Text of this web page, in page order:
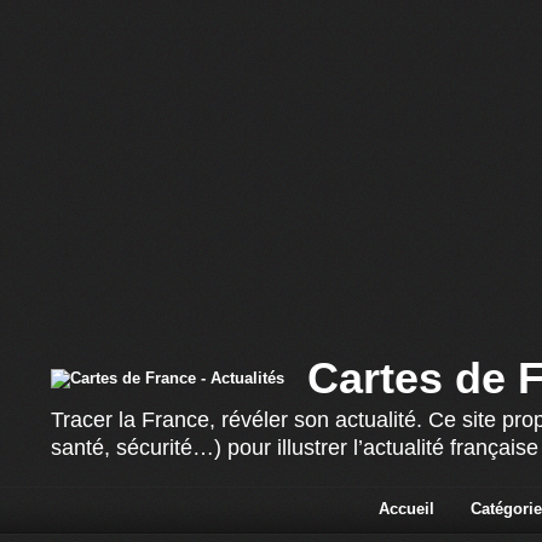
Cartes de
Tracer la France, révéler son actualité. Ce site
santé, sécurité…) pour illustrer l’actualité
Accueil